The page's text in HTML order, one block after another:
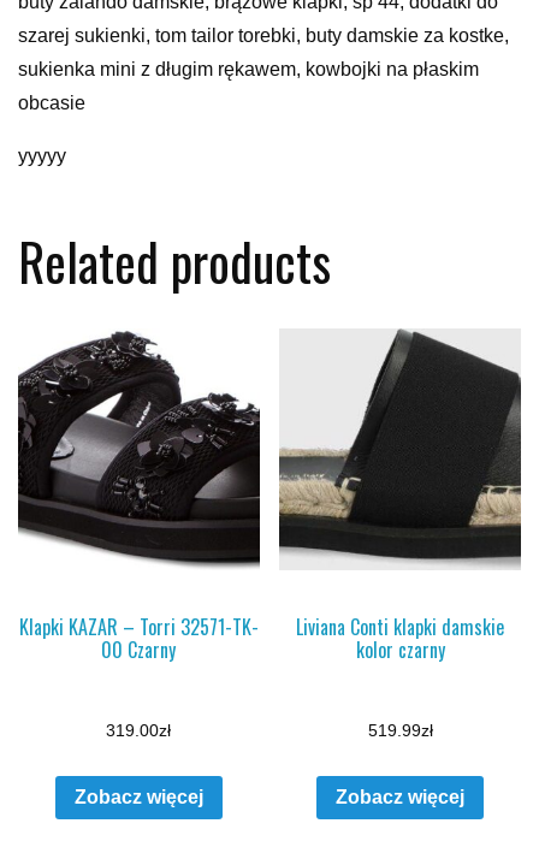
szarej sukienki, tom tailor torebki, buty damskie za kostke,
sukienka mini z długim rękawem, kowbojki na płaskim
obcasie
yyyyy
Related products
Klapki KAZAR – Torri 32571-TK-
00 Czarny
319.00zł
Zobacz więcej
Liviana Conti klapki damskie
kolor czarny
519.99zł
Zobacz więcej